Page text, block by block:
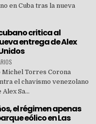
en Cuba tras la nueva
critica al
entrega de Alex
Michel Torres Corona
el chavismo venezolano
Sa...
el régimen apenas
eólico en Las